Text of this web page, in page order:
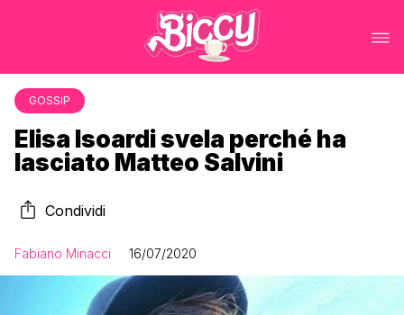
GOSSIP
Elisa Isoardi svela perché ha
lasciato Matteo Salvini
Condividi
Fabiano Minacci 16/07/2020